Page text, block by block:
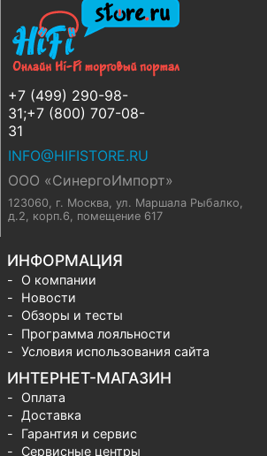
+7 (499) 290-98-
31;+7 (800) 707-08-
31
INFO@HIFISTORE.RU
ООО «СинергоИмпорт»
123060, г. Москва ул. Маршала Рыбалко,
д.2, корп.6, помещение 617
ИНФОРМАЦИЯ
О компании
Новости
Обзоры и тесты
Программа лояльности
Условия использования сайта
ИНТЕРНЕТ-МАГАЗИН
Оплата
Доставка
Гарантия и сервис
Сервисные центры